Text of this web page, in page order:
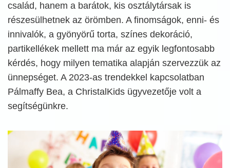
család, hanem a barátok, kis osztálytársak is
részesülhetnek az örömben. A finomságok, enni- és
innivalók, a gyönyörű torta, színes dekoráció,
partikellékek mellett ma már az egyik legfontosabb
kérdés, hogy milyen tematika alapján szervezzük az
ünnepséget. A 2023-as trendekkel kapcsolatban
Pálmaffy Bea, a ChristalKids ügyvezetője volt a
segítségünkre.